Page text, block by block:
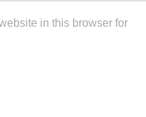
in this browser for